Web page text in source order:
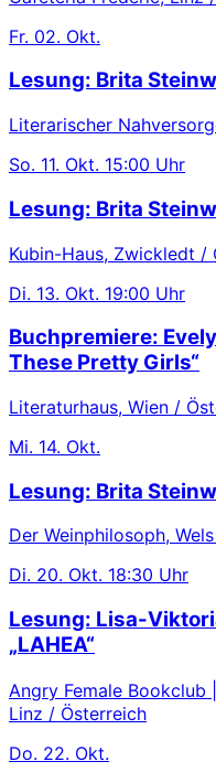
Fr. 02. Okt.
Lesung: Brita
Literarischer
So. 11. Okt. 15:00 Uhr
Lesung: Brita
Kubin-Haus, Zwickledt /
Di. 13. Okt. 19:00 Uhr
Buchpremiere:
These Pretty Girls“
Literaturhaus, Wien /
Mi. 14. Okt.
Lesung: Brita
Der Weinphilosoph,
Di. 20. Okt. 18:30 Uhr
Lesung: Lisa-
„LAHEA“
Angry Female
Linz / Österreich
Do. 22. Okt.